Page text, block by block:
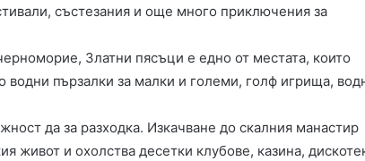
състезания и още много приключения за
Златни пясъци е едно от местата, които
водни пързалки за малки и големи, голф игрища,
да за разходка. Изкачване до скалния манастир
живот и охолства десетки клубове, казина,